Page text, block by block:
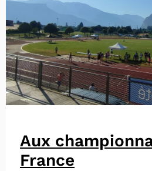
Aux
France